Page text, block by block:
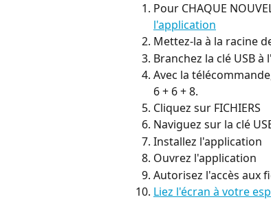
Pour CHAQUE
l'application
Mettez-la à la racine
Branchez la clé USB
Avec la
6 + 6 + 8.
Cliquez sur FICHIERS
Naviguez sur la clé
Installez l'application
Ouvrez l'application
Autorisez l'accès aux
Liez l'écran à votre